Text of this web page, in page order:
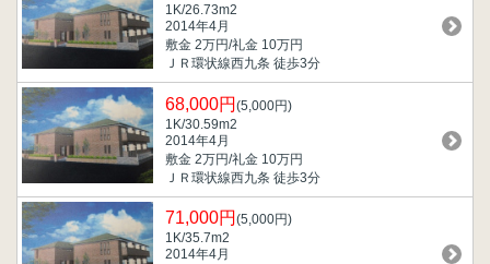
1K/26.73m2
2014年4月
敷金 2万円/礼金 10万円
ＪＲ環状線西九条 徒歩3分
68,000円 (5,000円)
1K/30.59m2
2014年4月
敷金 2万円/礼金 10万円
ＪＲ環状線西九条 徒歩3分
71,000円 (5,000円)
1K/35.7m2
2014年4月